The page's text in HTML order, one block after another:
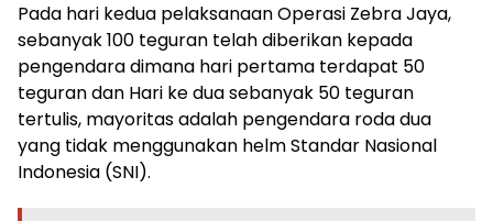
Pada hari kedua pelaksanaan Operasi Zebra Jaya,
sebanyak 100 teguran telah diberikan kepada
pengendara dimana hari pertama terdapat 50
teguran dan Hari ke dua sebanyak 50 teguran
tertulis, mayoritas adalah pengendara roda dua
yang tidak menggunakan helm Standar Nasional
Indonesia (SNI).